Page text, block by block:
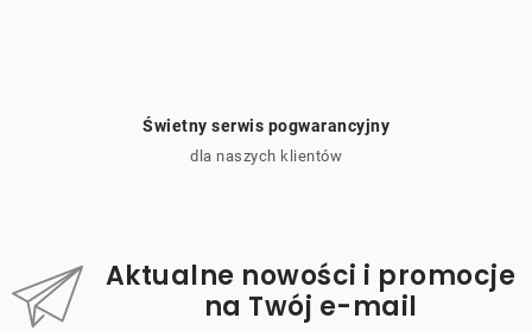
Świetny serwis pogwarancyjny
dla naszych klientów
Aktualne nowości i promocje
na Twój e-mail